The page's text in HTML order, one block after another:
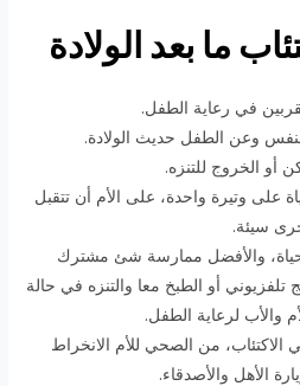
ما بعد الولادة
في رعاية الطفل.
وعن الطفل حديث الولادة.
أو الخروج للتنزه.
على وتيرة واحدة، على الأم أن تتقبل
سيئة.
والأفضل ممارسة شئ مشترك
أو الطبخ معا والتنزه في حالة
والأب لرعاية الطفل.
من الصحي للأم الانخراط
الأهل والأصدقاء.